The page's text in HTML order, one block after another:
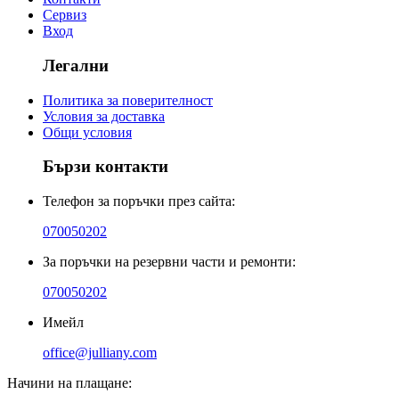
Сервиз
Вход
Легални
Политика за поверителност
Условия за доставка
Общи условия
Бързи контакти
Телефон за поръчки през сайта:
070050202
За поръчки на резервни части и ремонти:
070050202
Имейл
office@julliany.com
Начини на плащане: